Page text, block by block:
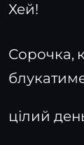
Хей!
Сорочка,
цілий